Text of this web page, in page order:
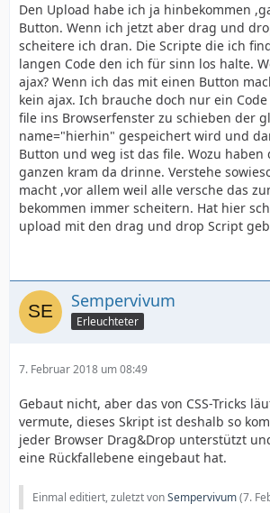
Den Upload habe ich ja hinbekommen
Button. Wenn ich jetzt aber drag und
scheitere ich dran. Die Scripte die ich
langen Code den ich für sinn los halte.
ajax? Wenn ich das mit einen Button
kein ajax. Ich brauche doch nur ein
file ins Browserfenster zu schieben der
name="hierhin" gespeichert wird und
Button und weg ist das file. Wozu haben
ganzen kram da drinne. Verstehe
macht ,vor allem weil alle versche das
bekommen immer scheitern. Hat hier
upload mit den drag und drop Script
Sempervivum
Erleuchteter
7. Februar 2018 um 08:49
Gebaut nicht, aber das von CSS-Tricks
vermute, dieses Skript ist deshalb so
jeder Browser Drag&Drop unterstützt
eine Rückfallebene eingebaut hat.
Einmal editiert, zuletzt vonSempervivum(7.